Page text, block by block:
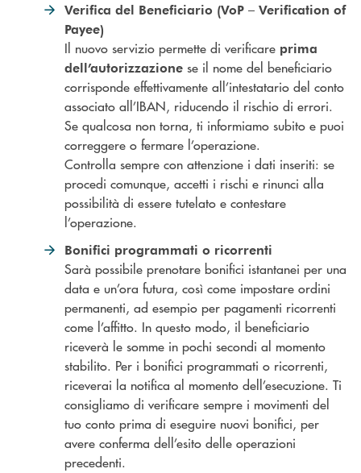
Verifica del Beneficiario (VoP – Verification of
Payee)
Il nuovo servizio permette di verificare prima
dell’autorizzazione se il nome del beneficiario
corrisponde effettivamente all’intestatario del conto
associato all’IBAN, riducendo il rischio di errori.
Se qualcosa non torna, ti informiamo subito e puoi
correggere o fermare l’operazione.
Controlla sempre con attenzione i dati inseriti: se
procedi comunque, accetti i rischi e rinunci alla
possibilità di essere tutelato e contestare
l’operazione.
Bonifici programmati o ricorrenti
Sarà possibile prenotare bonifici istantanei per una
data e un’ora futura, così come impostare ordini
permanenti, ad esempio per pagamenti ricorrenti
come l’affitto. In questo modo, il beneficiario
riceverà le somme in pochi secondi al momento
stabilito. Per i bonifici programmati o ricorrenti,
riceverai la notifica al momento dell’esecuzione. Ti
consigliamo di verificare sempre i movimenti del
tuo conto prima di eseguire nuovi bonifici, per
avere conferma dell’esito delle operazioni
precedenti.